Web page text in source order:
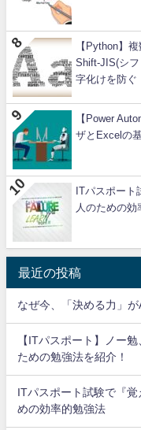
【Python】
Shift-JIS(シ
字化けを防ぐ
【Power
ザとExcelの
ITパスポート
人のための効
最近の投稿
なぜ今、「決める力」
【ITパスポート】ノー
ための勉強法を紹介！
ITパスポート試験で『
めの効率的勉強法